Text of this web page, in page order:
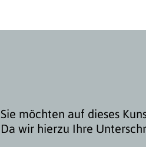
Sie möchten auf dieses
Da wir hierzu Ihre